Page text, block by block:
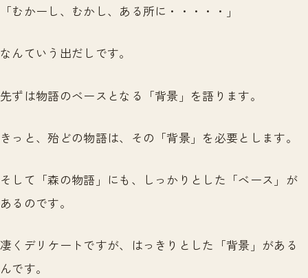
「むかーし、むかし、ある所に・・・・・」
なんていう出だしです。
先ずは物語のベースとなる「背景」を語ります。
きっと、殆どの物語は、その「背景」を必要とします。
そして「森の物語」にも、しっかりとした「ベース」が
あるのです。
凄くデリケートですが、はっきりとした「背景」がある
んです。